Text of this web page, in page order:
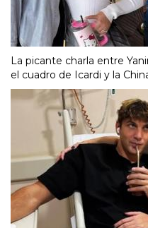
La picante charla entre
el cuadro de Icardi y la